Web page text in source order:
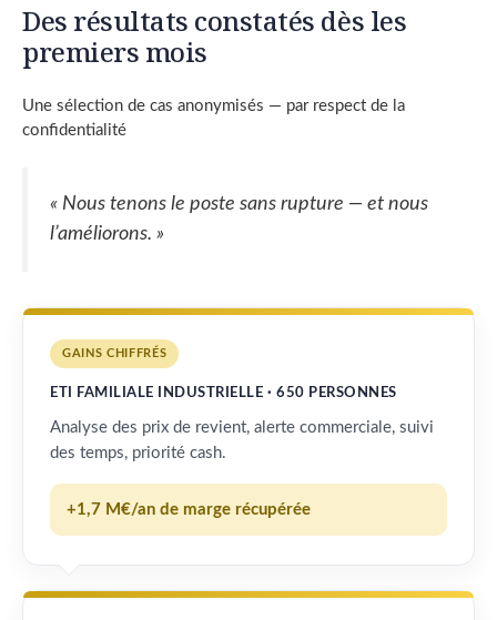
Des résultats constatés dès les
premiers mois
Une sélection de cas anonymisés — par respect de la
confidentialité
« Nous tenons le poste sans rupture — et nous
l’améliorons. »
GAINS CHIFFRÉS
ETI FAMILIALE INDUSTRIELLE · 650 PERSONNES
Analyse des prix de revient, alerte commerciale, suivi
des temps, priorité cash.
+1,7 M€/an de marge récupérée